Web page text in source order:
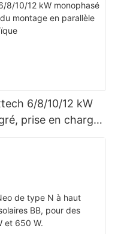
6/8/10/12 kW
prise en charge
unités pour